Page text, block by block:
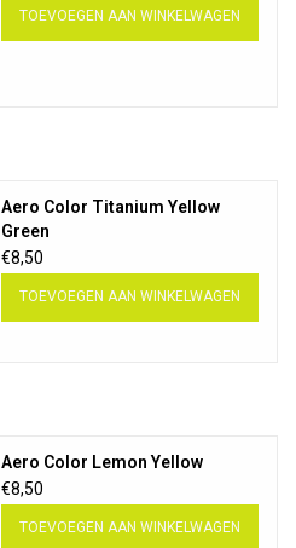
TOEVOEGEN AAN WINKELWAGEN
Aero Color Titanium Yellow
Green
€8,50
TOEVOEGEN AAN WINKELWAGEN
Aero Color Lemon Yellow
€8,50
TOEVOEGEN AAN WINKELWAGEN